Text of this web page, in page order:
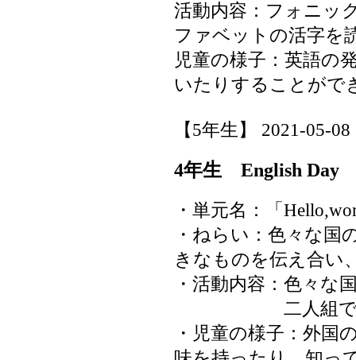
活動内容：フォニッ
ファベットの活字を
児童の様子：英語の
いたりすることがで
【5年生】 2021-05-
4年生 English Day
・単元名：「
・ねらい：色々な国
きなものを伝え合い
・活動内容：色々な
二人組で交
・児童の様子：外国